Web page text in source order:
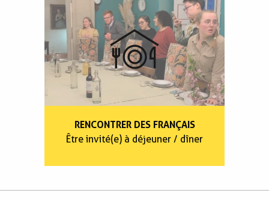
RENCONTRER DES FRANÇAIS
Être invité(e) à déjeuner / dîner